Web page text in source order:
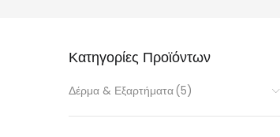
Κατηγορίες Προϊόντων
Δέρμα & Εξαρτήματα(5)